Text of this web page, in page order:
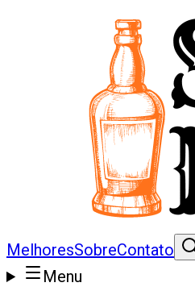
MelhoresSobreContato
Menu